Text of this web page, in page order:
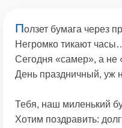
Ползет бумага через
Негромко тикают
Сегодня «самер», а не
День праздничный, уж
Тебя, наш миленький
Хотим поздравить: